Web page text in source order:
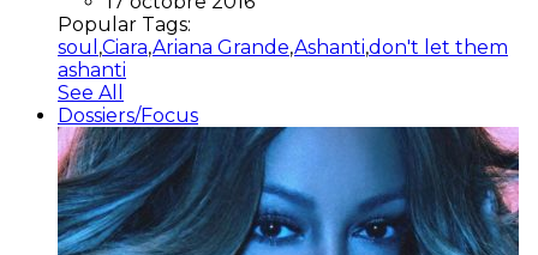
Popular Tags:
soul ,Ciara,Ariana Grande,Ashanti,don't let them
ashanti
See All
Dossiers/Focus